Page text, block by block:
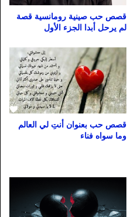
قصص حب صينية رومانسية قصة
لم يرحل أبدا الجزء الأول
قصص حب بعنوان أنتِ لي العالم
وما سواه فناء